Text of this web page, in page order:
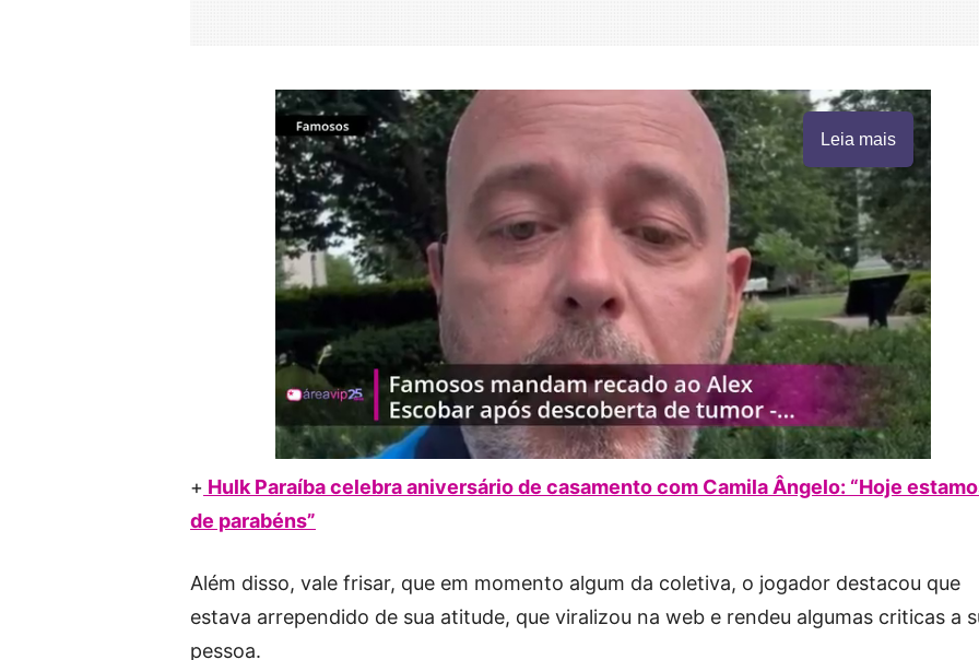
Leia mais
+ Hulk Paraíba celebra aniversário de casamento com Camila Ângelo: “Hoje
de parabéns”
Além disso, vale frisar, que em momento algum da coletiva, o jogador destacou que
estava arrependido de sua atitude, que viralizou na web e rendeu algumas criticas a
pessoa.